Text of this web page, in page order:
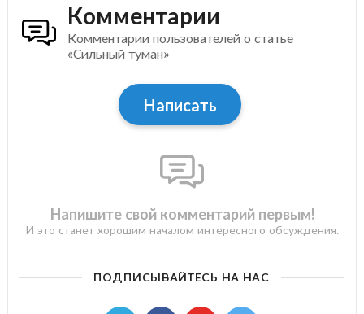
Комментарии
Комментарии пользователей о статье
«Сильный туман»
Написать
Напишите свой комментарий первым!
И это станет хорошим началом интересного обсуждения.
ПОДПИСЫВАЙТЕСЬ НА НАС